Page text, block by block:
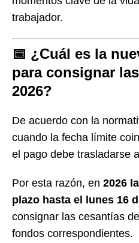
trabajador.
📅 ¿Cuál es la
para consignar
2026?
De acuerdo con la
cuando la fecha límite
el pago debe trasladarse
Por esta razón, en 2026
plazo hasta el lunes 16
consignar las cesantías
fondos correspondientes.